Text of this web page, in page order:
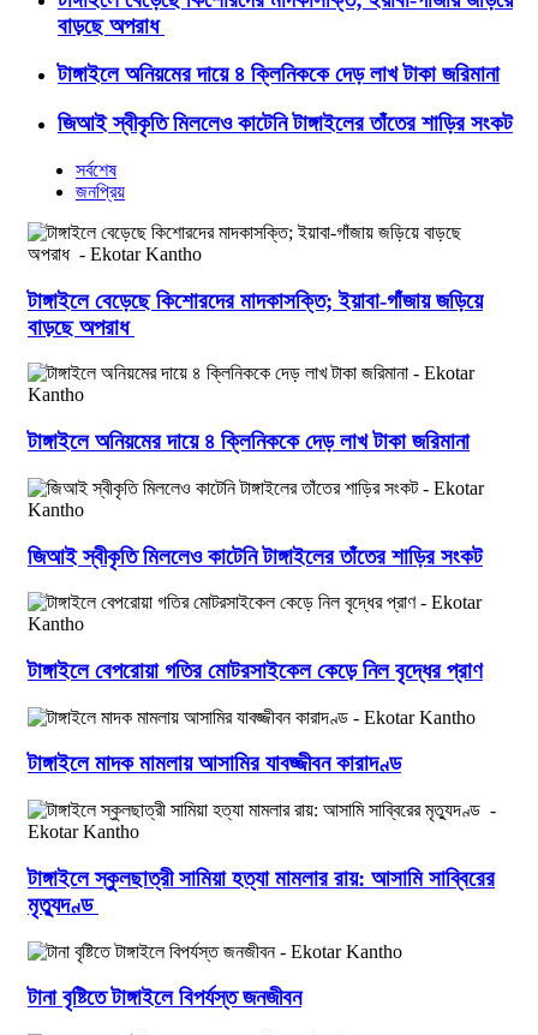
বাড়ছে অপরাধ
টাঙ্গাইলে অনিয়মের দায়ে ৪ ক্লিনিককে দেড় লাখ টাকা জরিমানা
জিআই স্বীকৃতি মিললেও কাটেনি টাঙ্গাইলের তাঁতের শাড়ির সংকট
সর্বশেষ
জনপ্রিয়
টাঙ্গাইলে বেড়েছে কিশোরদের মাদকাসক্তি; ইয়াবা-গাঁজায় জড়িয়ে
বাড়ছে অপরাধ
টাঙ্গাইলে অনিয়মের দায়ে ৪ ক্লিনিককে দেড় লাখ টাকা জরিমানা
জিআই স্বীকৃতি মিললেও কাটেনি টাঙ্গাইলের তাঁতের শাড়ির সংকট
টাঙ্গাইলে বেপরোয়া গতির মোটরসাইকেল কেড়ে নিল বৃদ্ধের প্রাণ
টাঙ্গাইলে মাদক মামলায় আসামির যাবজ্জীবন কারাদণ্ড
টাঙ্গাইলে স্কুলছাত্রী সামিয়া হত্যা মামলার রায়: আসামি সাব্বিরের
মৃত্যুদণ্ড
টানা বৃষ্টিতে টাঙ্গাইলে বিপর্যস্ত জনজীবন